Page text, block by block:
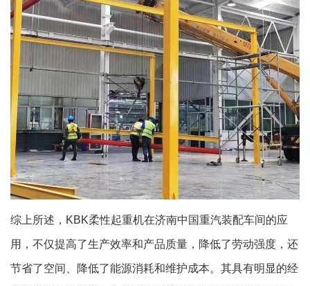
综上所述，KBK柔性起重机在济南中国重汽装配车间的应
用，不仅提高了生产效率和产品质量，降低了劳动强度，还
节省了空间、降低了能源消耗和维护成本。其具有明显的经